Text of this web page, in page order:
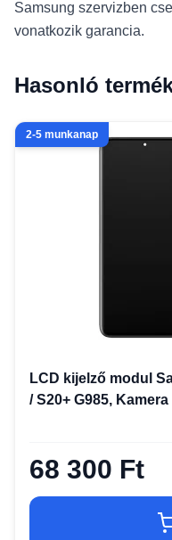
Samsung szervizben
vonatkozik garancia.
Hasonló
2-5 munkanap
LCD kijelző modul
/ S20+ G985,
68 300 Ft